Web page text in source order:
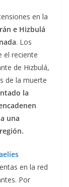
en la
e Hizbulá
. Los
el reciente
de Hizbulá,
de la muerte
la
una
en la red
Por